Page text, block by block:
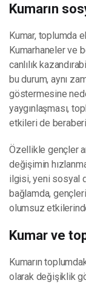
Kumarın
Kumar, toplumda
Kumarhaneler ve
canlılık
bu durum, aynı
göstermesine
yaygınlaşması,
etkileri de
Özellikle gençler
değişimin
ilgisi, yeni sosyal
bağlamda,
olumsuz
Kumar ve
Kumarın
olarak değişiklik